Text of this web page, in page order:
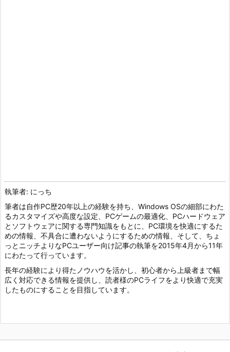
執筆者: にっち
筆者は自作PC歴20年以上の経験を持ち、Windows OSの細部にわた
るカスタマイズや高度な設定、PCゲームの最適化、PCハードウェア
とソフトウェアに関する専門知識をもとに、PC環境を快適にするた
めの情報、不具合に遭わないようにするための情報、そして、ちょ
っとニッチよりなPCユーザー向け記事の執筆を2015年4月から11年
にわたって行っています。
長年の経験により得たノウハウを活かし、初心者から上級者まで幅
広く対応できる情報を提供し、読者様のPCライフをより快適で充実
したものにすることを目指しています。